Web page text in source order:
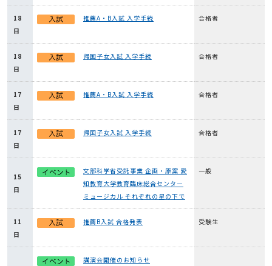
18
日
推薦A・B入試 入学手続 合格者
18
日
帰国子女入試 入学手続 合格者
17
日
推薦A・B入試 入学手続 合格者
17
日
帰国子女入試 入学手続 合格者
15
日
文部科学省受託事業 企画・原案 愛
知教育大学教育臨床総合センター
ミュージカル それぞれの星の下で
一般
11
日
推薦B入試 合格発表 受験生
講演会開催のお知らせ